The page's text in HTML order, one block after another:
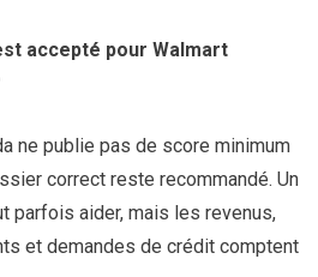
accepté pour Walmart
ne publie pas de score minimum
correct reste recommandé. Un
parfois aider, mais les revenus,
et demandes de crédit comptent